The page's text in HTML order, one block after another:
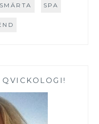
SMÄRTA SPA